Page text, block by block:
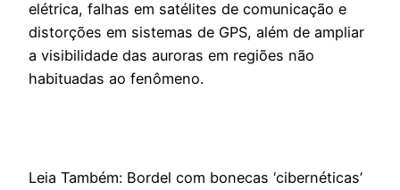
elétrica, falhas em satélites de comunicação e
distorções em sistemas de GPS, além de ampliar
a visibilidade das auroras em regiões não
habituadas ao fenômeno.
Leia Também: Bordel com bonecas ‘cibernéticas’